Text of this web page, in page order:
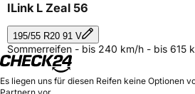
ILink L Zeal 56
195/55 R20 91 V
Sommerreifen - bis 240 km/h - bis 615
Es liegen uns für diesen Reifen keine Optionen